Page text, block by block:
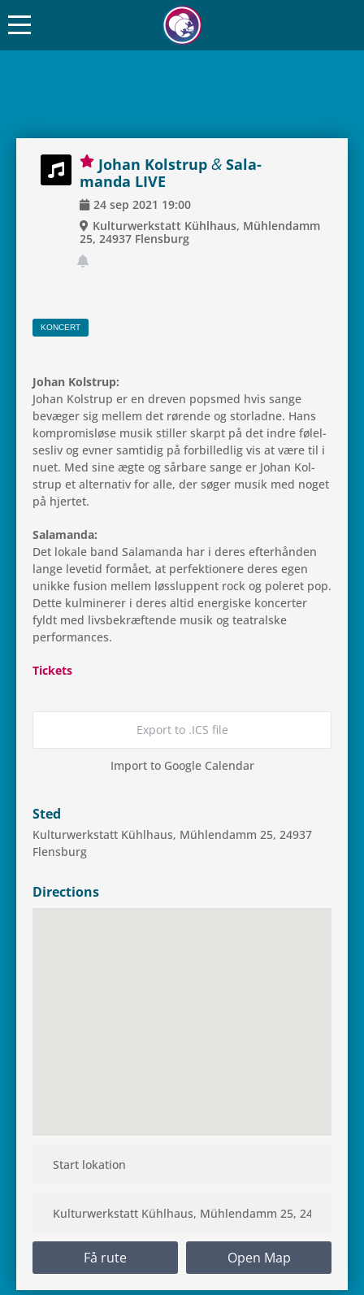
Johan Kol­strup & Sala­
manda LIVE
24 sep 2021 19:00
Kul­turwer­k­statt Kühl­haus, Müh­len­damm
25, 24937 Flens­burg
KON­CERT
Johan Kol­strup:
Johan Kol­strup er en dreven pop­s­med hvis sange
bevæ­ger sig mellem det rørende og stor­ladne. Hans
kom­pro­mis­løse musik stil­ler skarpt på det indre følel­
ses­liv og evner sam­ti­dig på for­bil­led­lig vis at være til i
nuet. Med sine ægte og sår­bare sange er Johan Kol­
strup et alter­na­tiv for alle, der søger musik med noget
på hjertet.
Sala­manda:
Det lokale band Sala­manda har i deres efter­hån­den
lange leve­tid for­mået, at per­fek­tio­nere deres egen
unikke fusion mellem løs­slup­pent rock og pole­ret pop.
Dette kul­mi­ne­rer i deres altid ener­gi­ske kon­cer­ter
fyldt med livs­be­kræf­tende musik og tea­tral­ske
performances.
Tick­ets
Export to .ICS file
Import to Google Calendar
Sted
Kul­turwer­k­statt Kühl­haus, Müh­len­damm 25, 24937
Flensburg
Directions
Få rute Open Map